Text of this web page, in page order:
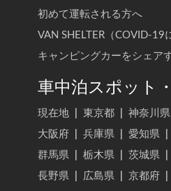
初めて運転される方へ
VAN SHELTER（COVID-19
キャンピングカーをシェア
車中泊スポット
現在地 東京都 神奈川県
大阪府
兵庫県 愛知県
群馬県
栃木県 茨城県
長野県
広島県 京都府